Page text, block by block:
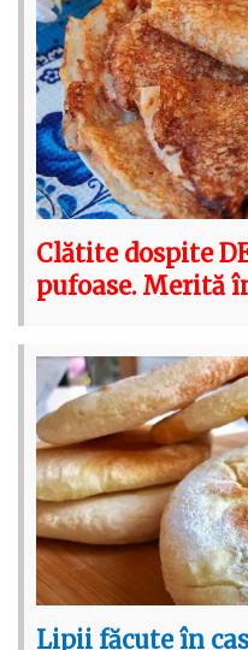
Clătite dospite
pufoase. Merită
Lipii făcute în